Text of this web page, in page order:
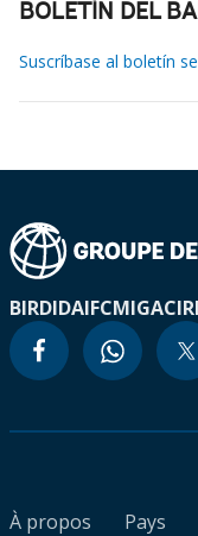
BOLETÍN DEL
Suscríbase al boletín
BIRDIDAIFCMIGA
À propos
Pays